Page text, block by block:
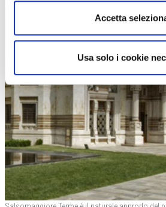
Accetta
Usa solo i cookie